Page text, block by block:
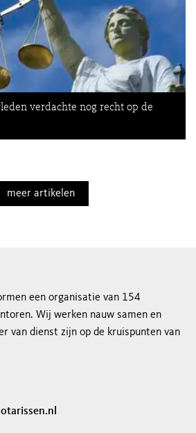
verdachte nog recht op de
meer artikelen
een organisatie van 154
Wij werken nauw samen en
van dienst zijn op de kruispunten van